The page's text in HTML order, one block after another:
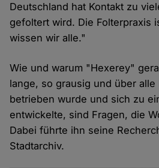
Deutschland hat Kontakt zu
gefoltert wird. Die Folterpraxis
wissen wir alle."
Wie und warum "Hexerey"
lange, so grausig und über alle
betrieben wurde und sich zu
entwickelte, sind Fragen, die
Dabei führte ihn seine
Stadtarchiv.